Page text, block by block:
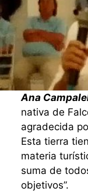
Ana
nativa de
agradecida
Esta tierra
materia
suma de
objetivos”.